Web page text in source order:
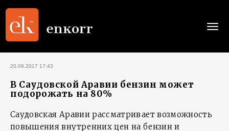
20.09.2017 17:43
В Саудовской Аравии бензин может
подорожать на 80%
Саудовская Аравии рассматривает возможность
повышения внутренних цен на бензин и